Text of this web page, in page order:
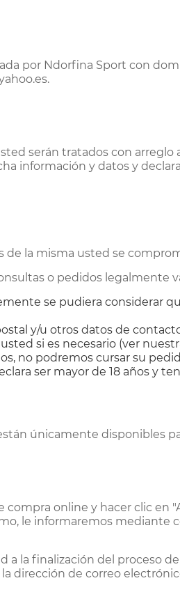
por Ndorfina Sport con
serán tratados con
información y datos y
de la misma usted se
o pedidos legalmente
se pudiera considerar
y/u otros datos de
si es necesario (ver
no podremos cursar su
ser mayor de 18 años y
únicamente disponibles
online y hacer clic en
le informaremos
la finalización del proceso
dirección de correo